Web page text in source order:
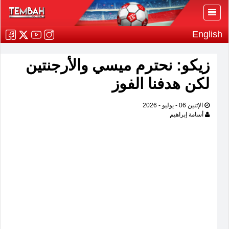
English
زيكو: نحترم ميسي والأرجنتين
لكن هدفنا الفوز
الإثنين 06 - يوليو - 2026
أسامة إبراهيم